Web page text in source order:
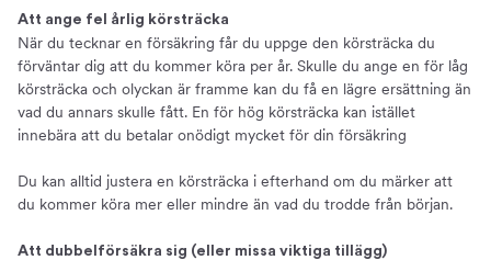
Att ange fel årlig körsträcka
När du tecknar en försäkring får du uppge den körsträcka du
förväntar dig att du kommer köra per år. Skulle du ange en för låg
körsträcka och olyckan är framme kan du få en lägre ersättning än
vad du annars skulle fått. En för hög körsträcka kan istället
innebära att du betalar onödigt mycket för din försäkring
Du kan alltid justera en körsträcka i efterhand om du märker att
du kommer köra mer eller mindre än vad du trodde från början.
Att dubbelförsäkra sig (eller missa viktiga tillägg)